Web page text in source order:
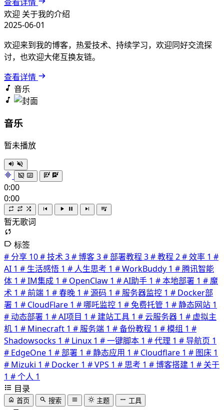
欢迎 关于我的介绍
2025-06-01
欢迎来到我的博客，热爱技术、持续学习，欢迎同好交流探
讨，也欢迎大佬互换友链。
查看详情
音乐
音乐
暂未播放
0:00
0:00
暂无歌词
标签
# 分享 10# 技术3# 博客3# 部署教程 3# 教程 2# 效率 1 #
AI 1 # 生活感悟 1 # 人生思考 1 # WorkBuddy 1 # 腾讯智能
体 1 # IM集成 1 # OpenClaw 1 # AI助手 1 # 本地部署 1 # 魔
术 1 # 前端 1 # 春晚 1 # 源码 1 # 服务器监控 1 # Docker部
署 1 # CloudFlare 1 # 哪吒监控 1 # 免费托管 1 # 静态网站 1
# 动态部署 1 # AI项目 1 # 建站工具 1 # 云服务器 1 # 虚拟主
机 1 # Minecraft 1 # 服务端 1 # 备份教程 1 # 模组 1 #
Shadowsocks 1 # Linux 1 # 一键脚本 1 # 代理 1 # 导航页 1
# EdgeOne 1 # 部署 1 # 静态应用 1 # Cloudflare 1 # 图床 1
# Mizuki 1 # Docker 1 # VPS 1 # 思考 1 # 博客搭建 1 # 关于
1 # 个人 1
目录
首页 搜索 主题 工具